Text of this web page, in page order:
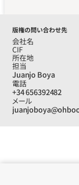
版権の問い合わせ先
会社名
CIF
所在地
担当
Juanjo Boya
電話
+34 656392482
メール